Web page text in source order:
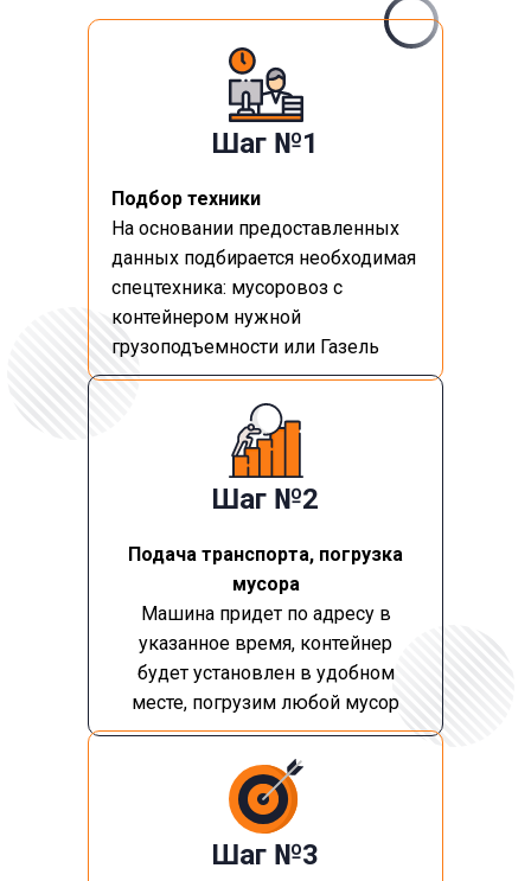
Шаг №1
Подбор техники
На основании предоставленных
данных подбирается необходимая
спецтехника: мусоровоз с
контейнером нужной
грузоподъемности или Газель
Шаг №2
Подача транспорта, погрузка
мусора
Машина придет по адресу в
указанное время, контейнер
будет установлен в удобном
месте, погрузим любой мусор
Шаг №3